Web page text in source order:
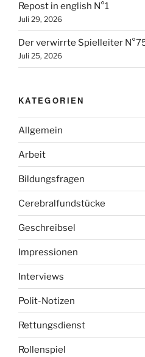
Repost in english N°1
Juli 29, 2026
Der verwirrte Spielleiter
Juli 25, 2026
KATEGORIEN
Allgemein
Arbeit
Bildungsfragen
Cerebralfundstücke
Geschreibsel
Impressionen
Interviews
Polit-Notizen
Rettungsdienst
Rollenspiel